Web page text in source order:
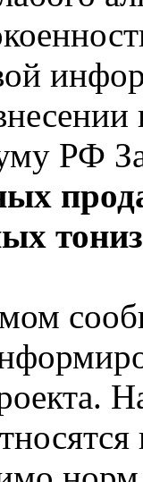
РФ